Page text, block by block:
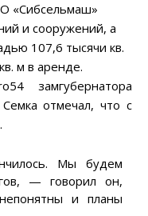
«Сибсельмаш»
и сооружений, а
107,6 тысячи кв.
м в аренде.
замгубернатора
отмечал, что с
Мы будем
— говорил он,
и планы